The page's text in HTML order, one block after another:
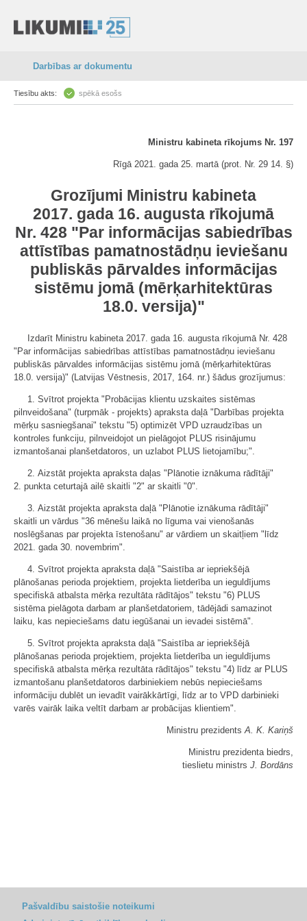
Darbības ar dokumentu
Tiesību akts: spēkā esošs
Ministru kabineta rīkojums Nr. 197
Rīgā 2021. gada 25. martā (prot. Nr. 29 14. §)
Grozījumi Ministru kabineta
2017. gada 16. augusta rīkojumā
Nr. 428 "Par informācijas sabiedrības
attīstības pamatnostādņu ieviešanu
publiskās pārvaldes informācijas
sistēmu jomā (mērķarhitektūras
18.0. versija)"
Izdarīt Ministru kabineta 2017. gada 16. augusta rīkojumā Nr. 428
"Par informācijas sabiedrības attīstības pamatnostādņu ieviešanu
publiskās pārvaldes informācijas sistēmu jomā (mērķarhitektūras
18.0. versija)" (Latvijas Vēstnesis, 2017, 164. nr.) šādus grozījumus:
1. Svītrot projekta "Probācijas klientu uzskaites sistēmas
pilnveidošana" (turpmāk - projekts) apraksta daļā "Darbības projekta
mērķu sasniegšanai" tekstu "5) optimizēt VPD uzraudzības un
kontroles funkciju, pilnveidojot un pielāgojot PLUS risinājumu
izmantošanai planšetdatoros, un uzlabot PLUS lietojamību;".
2. Aizstāt projekta apraksta daļas "Plānotie iznākuma rādītāji"
2. punkta ceturtajā ailē skaitli "2" ar skaitli "0".
3. Aizstāt projekta apraksta daļā "Plānotie iznākuma rādītāji"
skaitli un vārdus "36 mēnešu laikā no līguma vai vienošanās
noslēgšanas par projekta īstenošanu" ar vārdiem un skaitļiem "līdz
2021. gada 30. novembrim".
4. Svītrot projekta apraksta daļā "Saistība ar iepriekšējā
plānošanas perioda projektiem, projekta lietderība un ieguldījums
specifiskā atbalsta mērķa rezultāta rādītājos" tekstu "6) PLUS
sistēma pielāgota darbam ar planšetdatoriem, tādējādi samazinot
laiku, kas nepieciešams datu iegūšanai un ievadei sistēmā".
5. Svītrot projekta apraksta daļā "Saistība ar iepriekšējā
plānošanas perioda projektiem, projekta lietderība un ieguldījums
specifiskā atbalsta mērķa rezultāta rādītājos" tekstu "4) līdz ar PLUS
izmantošanu planšetdatoros darbiniekiem nebūs nepieciešams
informāciju dublēt un ievadīt vairākkārtīgi, līdz ar to VPD darbinieki
varēs vairāk laika veltīt darbam ar probācijas klientiem".
Ministru prezidentsA. K. Kariņš
Ministru prezidenta biedrs,
tieslietu ministrs J. Bordāns
Pašvaldību saistošie noteikumi